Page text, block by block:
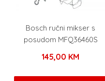
Bosch ručni mikser s
posudom MFQ36460S
145,00 KM